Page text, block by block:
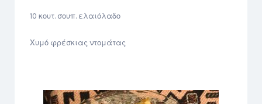
10 κουτ. σουπ. ελαιόλαδο
Χυμό φρέσκιας ντομάτας